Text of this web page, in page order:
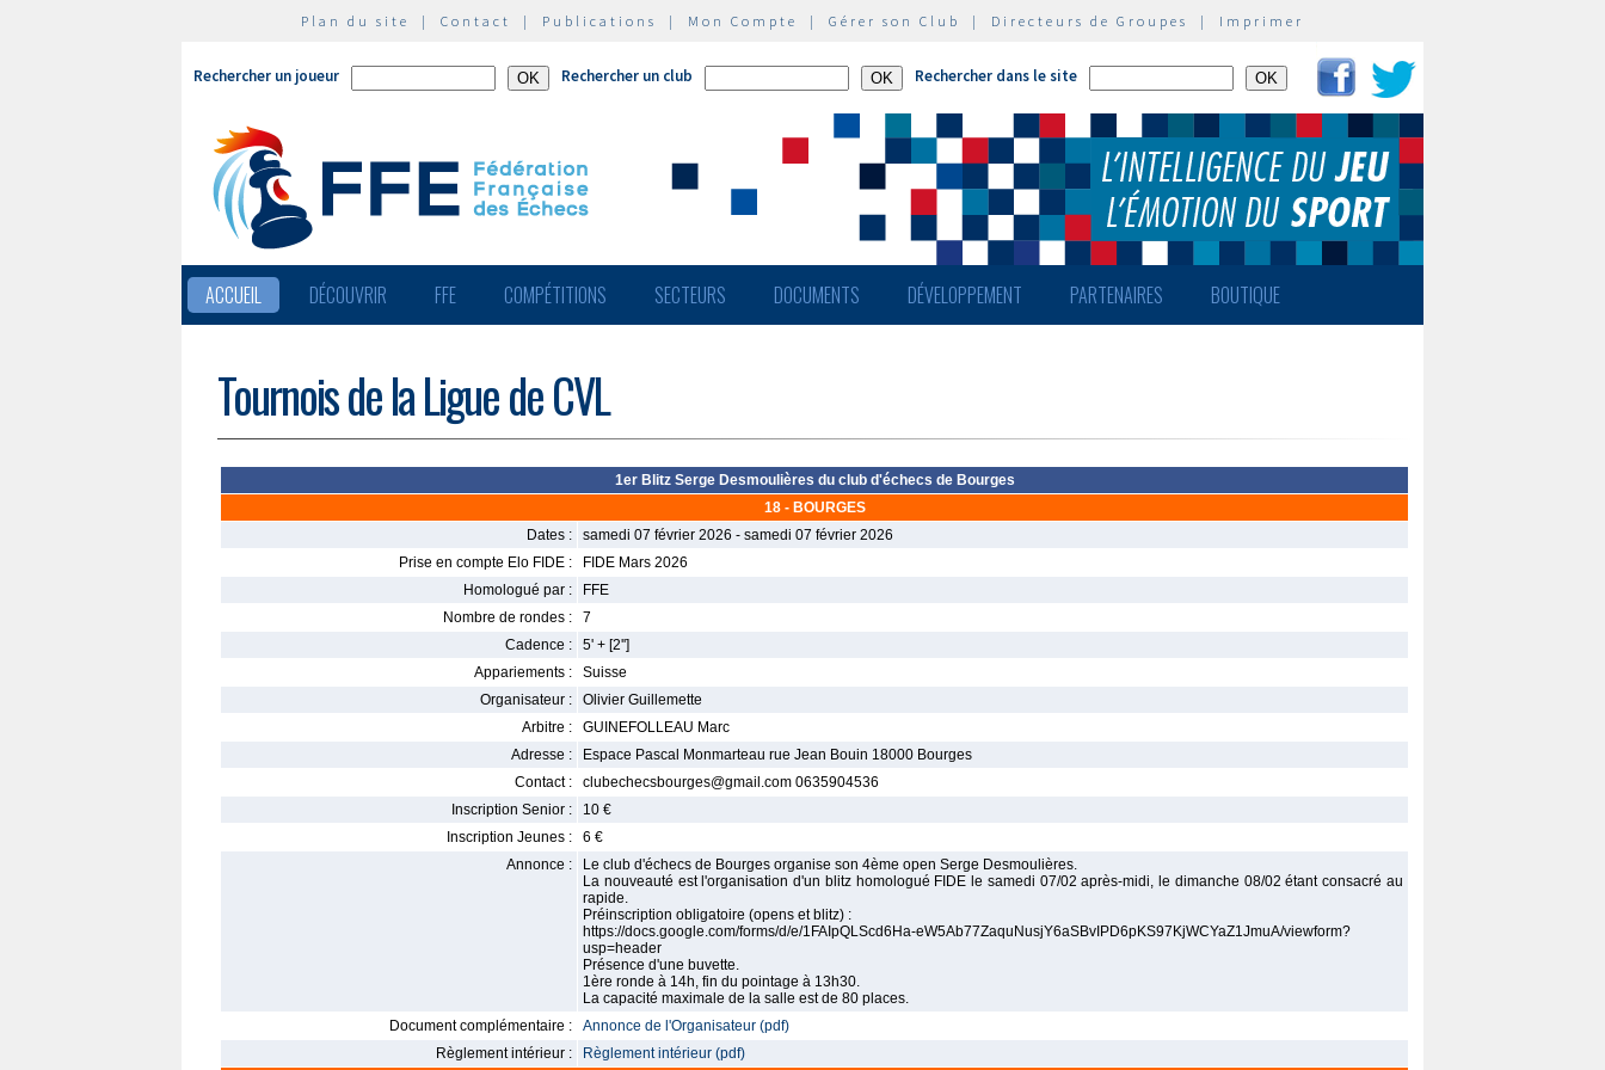
Plan du site | Contact | Publications | Mon Compte | Gérer son Club | Directeurs de Groupes | Imprimer
Rechercher un joueur Rechercher un club Rechercher dans le site
ACCUEIL DÉCOUVRIR FFE COMPÉTITIONS SECTEURS DOCUMENTS DÉVELOPPEMENT PARTENAIRES BOUTIQUE
Tournois de la Ligue de CVL
1er Blitz Serge Desmoulières du club d'échecs de Bourges
18 - BOURGES
Dates :
samedi 07 février 2026 - samedi 07 février 2026
Prise en compte Elo FIDE :
FIDE Mars 2026
Homologué par :
FFE
Nombre de rondes :
7
Cadence :
5' + [2'']
Appariements :
Suisse
Organisateur :
Olivier Guillemette
Arbitre :
GUINEFOLLEAU Marc
Adresse :
Espace Pascal Monmarteau rue Jean Bouin 18000 Bourges
Contact :
clubechecsbourges@gmail.com 0635904536
Inscription Senior :
10 €
Inscription Jeunes :
6 €
Annonce :
Le club d'échecs de Bourges organise son 4ème open Serge Desmoulières.
La nouveauté est l'organisation d'un blitz homologué FIDE le samedi 07/02 après-midi, le dimanche 08/02 étant consacré au
rapide.
Préinscription obligatoire (opens et blitz) :
https://docs.google.com/forms/d/e/1FAIpQLScd6Ha-eW5Ab77ZaquNusjY6aSBvIPD6pKS97KjWCYaZ1JmuA/viewform?
usp=header
Présence d'une buvette.
1ère ronde à 14h, fin du pointage à 13h30.
La capacité maximale de la salle est de 80 places.
Document complémentaire :
Annonce de l'Organisateur (pdf)
Règlement intérieur :
Règlement intérieur (pdf)